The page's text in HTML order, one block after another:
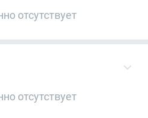
отсутствует
отсутствует